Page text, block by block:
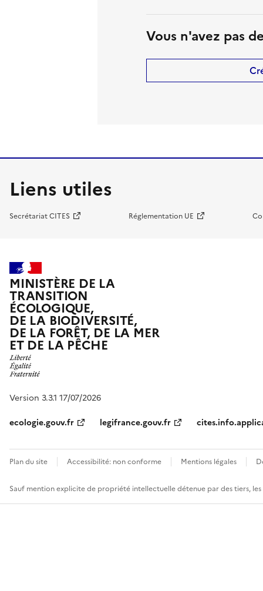
Vous n'avez pas
Liens utiles
Secrétariat CITES Réglementation UE
MINISTÈRE DE LA
TRANSITION
ÉCOLOGIQUE,
DE LA BIODIVERSITÉ,
DE LA FORÊT, DE LA MER
ET DE LA PÊCHE
Version 3.3.1 17/07/2026
ecologie.gouv.fr
legifrance.gouv.fr
Plan du site Accessibilité: non conforme Mentions légales
Sauf mention explicite de propriété intellectuelle détenue par des tiers,